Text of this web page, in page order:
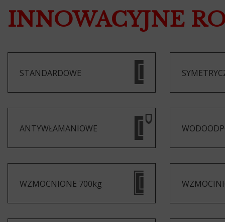
INNOWACYJNE
STANDARDOWE
ANTYWŁAMANIOWE
WZMOCNIONE 700kg